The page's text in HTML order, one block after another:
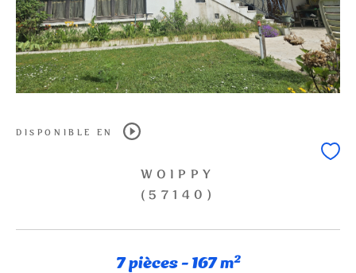
DISPONIBLE EN
WOIPPY
(57140)
7 pièces - 167 m²
PARKING TERRASSE PISCINE
FILTRER PAR
RECHERCHER